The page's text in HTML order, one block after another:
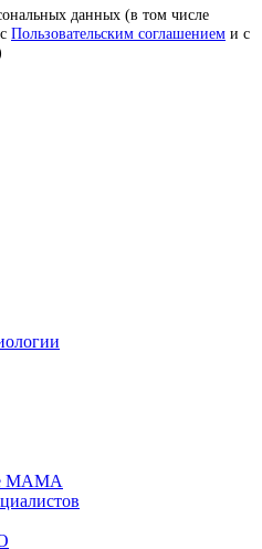
данных (в том числе
Пользовательским соглашением и с
МАМА